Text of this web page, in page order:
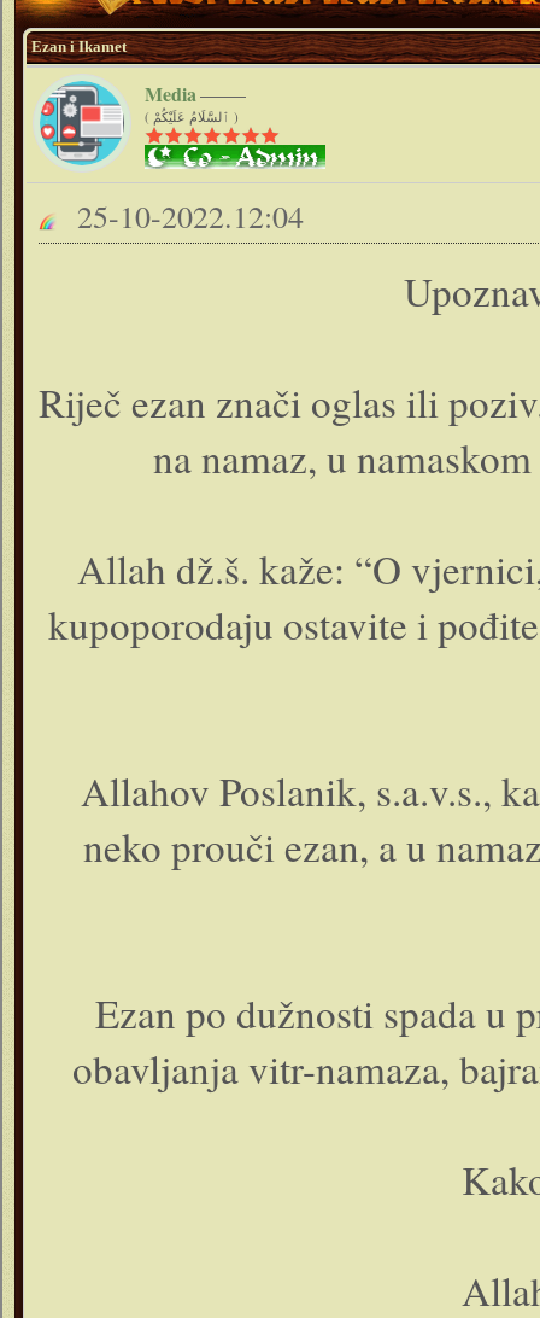
Ezan i Ikamet
Media
( ٱلسَّلَامُ عَلَيْكُمْ )
25-10-2022.12:04
Riječ ezan znači oglas ili
na namaz, u
Allah dž.š. kaže: “O
kupoporodaju ostavite i
Allahov Poslanik, s.a.v.s.,
neko prouči ezan, a u
Ezan po dužnosti spada u
obavljanja vitr-namaza,